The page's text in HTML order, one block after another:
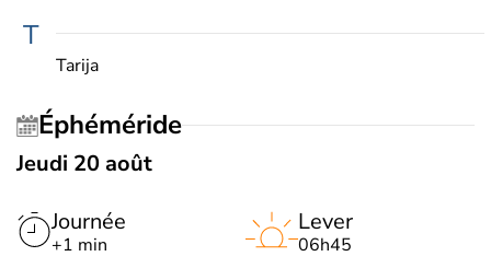
T
Tarija
Éphéméride
Jeudi 20 août
Journée
+1 min
Lever
06h45